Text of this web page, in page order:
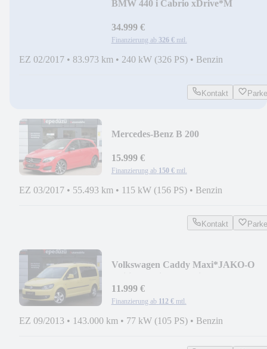
BMW 440 i Cabrio xDrive*M
34.999 €
Finanzierung ab 326 € mtl.
EZ 02/2017 • 83.973 km • 240 kW (326 PS) • Benzin
Kontakt
Mercedes-Benz B 200
COMAND*T-LEDER*NIGHT*
15.999 €
Finanzierung ab 150 € mtl.
EZ 03/2017 • 55.493 km • 115 kW (156 PS) • Benzin
Kontakt
Volkswagen Caddy Maxi*JAKO-O
11.999 €
Finanzierung ab 112 € mtl.
EZ 09/2013 • 143.000 km • 77 kW (105 PS) • Benzin